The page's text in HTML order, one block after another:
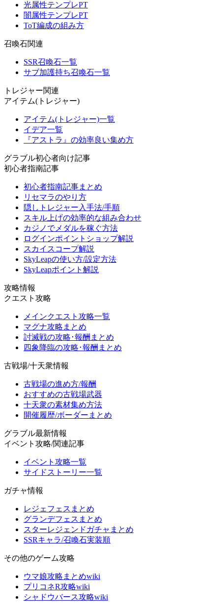
光属性テンプレPT
闇属性テンプレPT
ToT編成の組み方
召喚石関連
SSR召喚石一覧
サブ加護持ち召喚石一覧
トレジャー関連
アイテム(トレジャー)
アイテム(トレジャー)一覧
イデア一覧
『アストラ』の効率良い集め方
グラブル初心者向け記事
初心者指南記事
初心者指南記事まとめ
リセマラのやり方
隠しトレジャー入手法/手順
スキル上げの効率的な組み合わせ
カジノでメダルを稼ぐ方法
ログインポイントショップ解説
スカイスコープ解説
SkyLeapの使い方/設定方法
SkyLeapポイント解説
攻略情報
クエスト攻略
メインクエスト攻略一覧
マグナ攻略まとめ
討滅戦の攻略･報酬まとめ
四象降臨の攻略･報酬まとめ
古戦場/十天衆情報
古戦場の進め方/報酬
おすすめの古戦場武器
十天衆の素材集め方法
開催履歴/ボーダーまとめ
グラブル最新情報
イベント攻略/関連記事
イベント攻略一覧
サイドストーリー一覧
ガチャ情報
レジェフェスまとめ
グランデフェスまとめ
スターレジェンドガチャまとめ
SSRキャラ/召喚石実装順
その他のゲーム攻略
ウマ娘攻略まとめwiki
プリコネR攻略wiki
シャドウバース攻略wiki